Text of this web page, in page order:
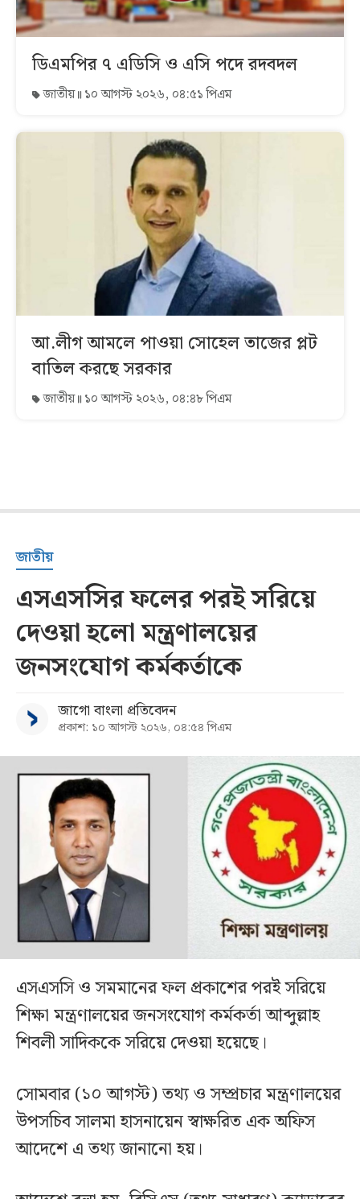
ডিএমপির ৭ এডিসি ও এসি পদে রদবদল
জাতীয় ১০ আগস্ট ২০২৬, ০৪:৫১ পিএম
আ.লীগ আমলে পাওয়া সোহেল তাজের প্লট
বাতিল করছে সরকার
জাতীয় ১০ আগস্ট ২০২৬, ০৪:৪৮ পিএম
জাতীয়
এসএসসির ফলের পরই সরিয়ে
দেওয়া হলো মন্ত্রণালয়ের
জনসংযোগ কর্মকর্তাকে
জাগো বাংলা প্রতিবেদন
প্রকাশ: ১০ আগস্ট ২০২৬, ০৪:৫৪ পিএম
এসএসসি ও সমমানের ফল প্রকাশের পরই সরিয়ে
শিক্ষা মন্ত্রণালয়ের জনসংযোগ কর্মকর্তা আব্দুল্লাহ
শিবলী সাদিককে সরিয়ে দেওয়া হয়েছে।
সোমবার (১০ আগস্ট) তথ্য ও সম্প্রচার মন্ত্রণালয়ের
উপসচিব সালমা হাসনায়েন স্বাক্ষরিত এক অফিস
আদেশে এ তথ্য জানানো হয়।